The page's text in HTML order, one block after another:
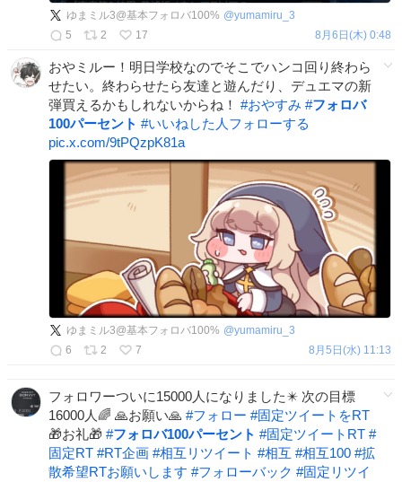
ゆまミル3@基本フォロバ100% @yumamiru_3
5
2 17 8月6日(木) 0:48
おやミルー！明日学校なのでそこでハンコ回り終わら
せたい。終わらせたら友達と遊んだり、デュエマの新
弾買えるかもしれないからね！ #おやすみ #フォロバ
100パーセント #いいねした人フォローする
pic.x.com/9tPQzpK81a
ゆまミル3@基本フォロバ100% @yumamiru_3
6
2 7 8月5日(水) 11:13
フォロワーついに15000人になりました✴️ 次の目標
16000人🌈 🙏お願い🙏 #フォロー #固定ツイートをRT
🎁お礼🎁 #フォロバ100パーセント #固定ツイートRT #
固定RT #RT企画 #相互リツイート #相互 #相互100 #拡
散希望RTお願いします #フォローバック #固定リツイ